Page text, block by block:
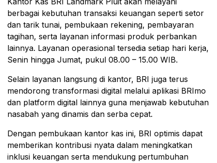
berbagai kebutuhan transaksi keuangan seperti setor
dan tarik tunai, pembukaan rekening, pembayaran
tagihan, serta layanan informasi produk perbankan
lainnya. Layanan operasional tersedia setiap hari kerja,
Senin hingga Jumat, pukul 08.00 – 15.00 WIB.
Selain layanan langsung di kantor, BRI juga terus
mendorong transformasi digital melalui aplikasi BRImo
dan platform digital lainnya guna menjawab kebutuhan
nasabah yang dinamis dan serba cepat.
Dengan pembukaan kantor kas ini, BRI optimis dapat
memberikan kontribusi nyata dalam meningkatkan
inklusi keuangan serta mendukung pertumbuhan